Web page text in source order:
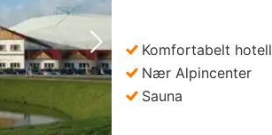
Neste bildeKomfortabelt hotell
Nær Alpincenter
Sauna